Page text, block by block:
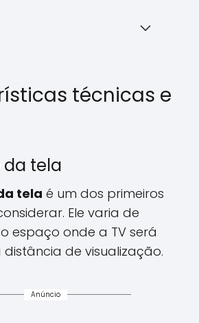
técnicas e
tela
tela é um dos primeiros
Ele varia de
espaço onde a TV será
de visualização.
Anúncio